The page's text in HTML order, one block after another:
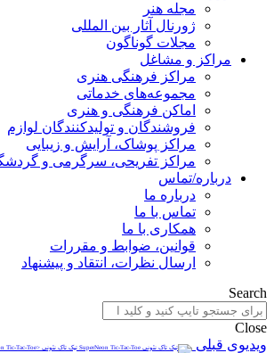
مجله هنر
ژورنال آثار بین المللی
مجلات گوناگون
مراکز و مشاغل
مراکز فرهنگی هنری
مجموعه‌های خدماتی
اماکن فرهنگی و هنری
فروشندگان و تولیدکنندگان لوازم
مراکز پوشاک، آرایش و زیبایی
مراکز تفریحی، سرگرمی و
درباره/تماس
درباره ما
تماس با ما
همکاری با ما
قوانین، ضوابط و مقررات
ارسال نظرات، انتقاد و پیشنهاد
Search
Close
ویدیوی قبلی
تیک تاک نئونی <br>SuperNeon Tic-Tac-Toe